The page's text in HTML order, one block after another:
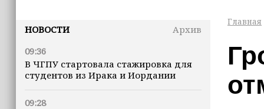
НОВОСТИ
Архив
09:36
В ЧГПУ стартовала стажировка для
студентов из Ирака и Иордании
09:28
Главная